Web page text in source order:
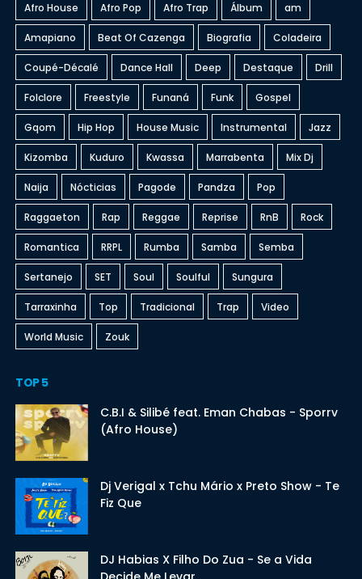
Afro House Afro Pop Afro Trap Álbum am
Amapiano Beat Of Cazenga Biografia Coladeira
Coupé-Décalé Dance Hall Deep Destaque Drill
Folclore Freestyle Funaná Funk Gospel
Gqom Hip Hop House Music Instrumental Jazz
Kizomba Kuduro Kwassa Marrabenta Mix Dj
Naija Nócticias Pagode Pandza Pop
Raggaeton Rap Reggae Reprise RnB Rock
Romantica RRPL Rumba Samba Semba
Sertanejo SET Soul Soulful Sungura
Tarraxinha Top Tradicional Trap Video
World Music Zouk
TOP 5
C.B.I & Silibé feat. Eman Chabas - Sporrv
(Afro House)
Dj Verigal x Tchu Mário x Preto Show - Te
Fiz Que
DJ Habias X Filho Do Zua - Se a Vida